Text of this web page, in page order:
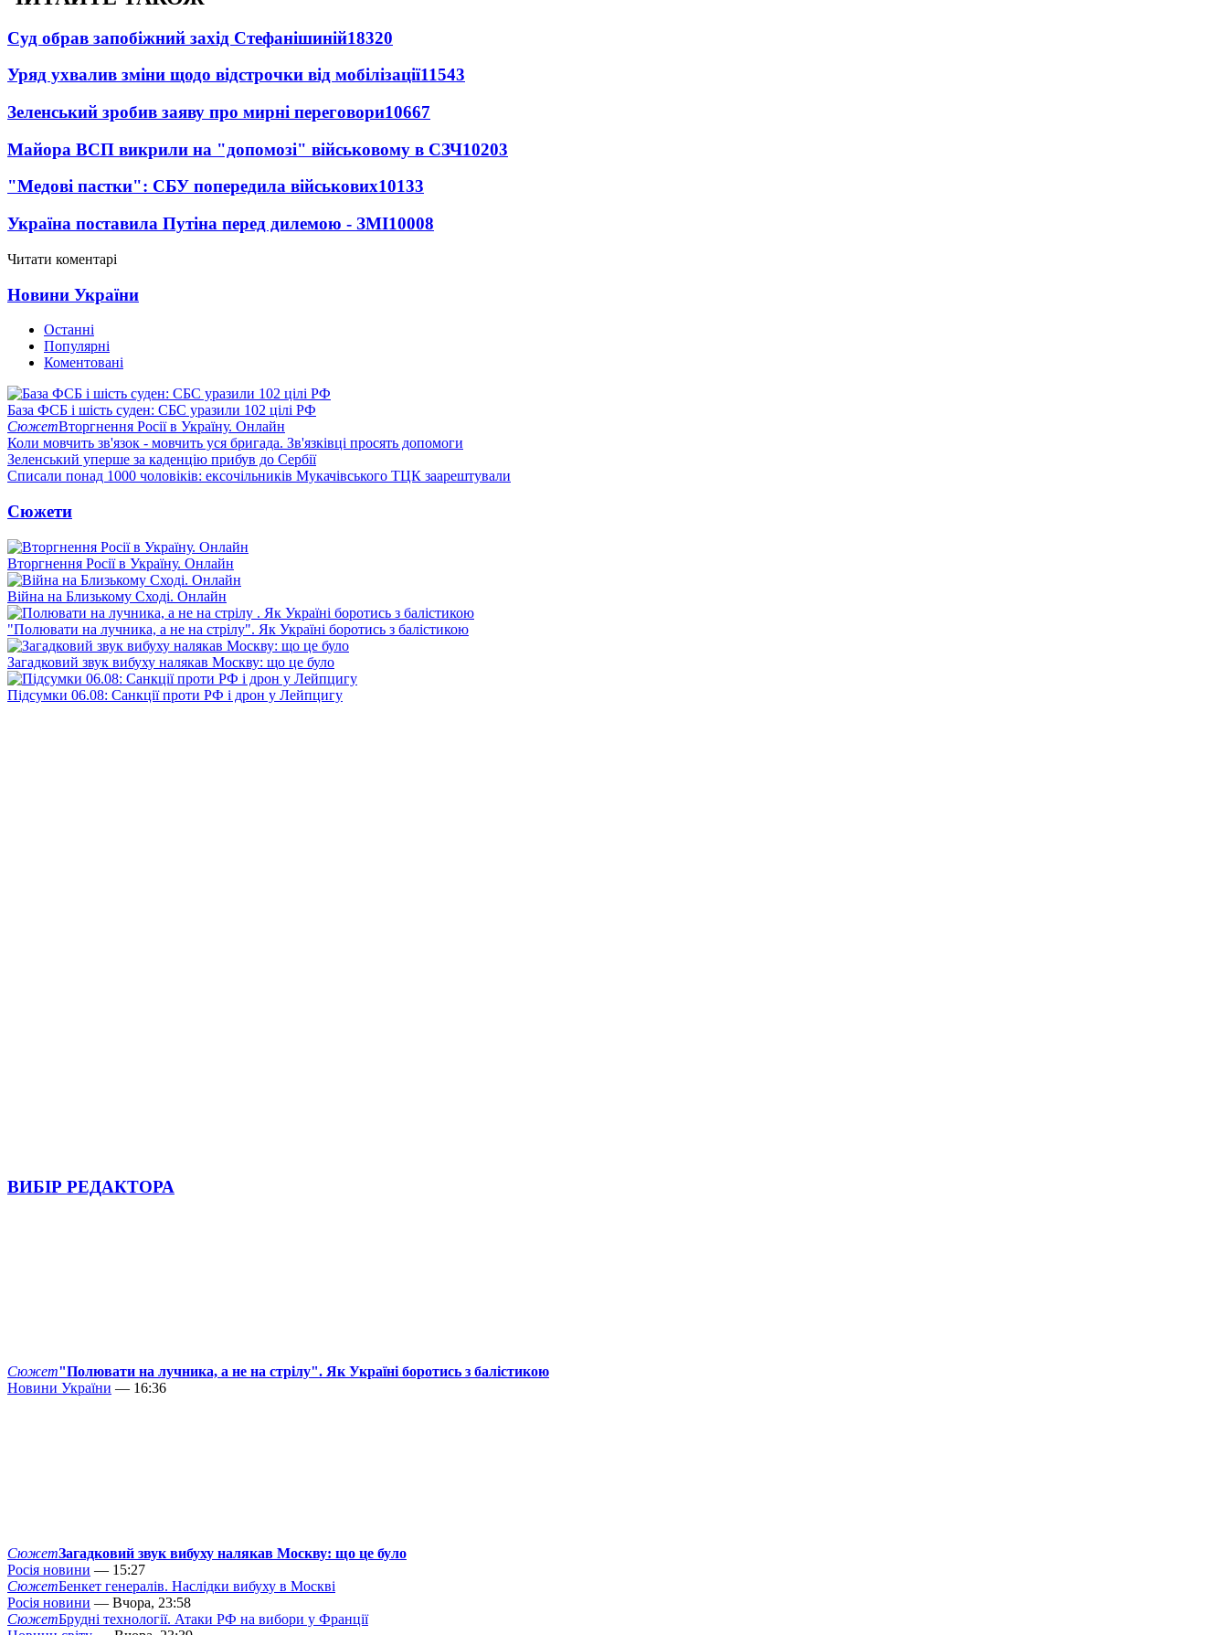
Суд обрав запобіжний захід Стефанішиній18320
Уряд ухвалив зміни щодо відстрочки від мобілізації11543
Зеленський зробив заяву про мирні переговори10667
Майора ВСП викрили на "допомозі" військовому в СЗЧ10203
"Медові пастки": СБУ попередила військових10133
Україна поставила Путіна перед дилемою - ЗМІ10008
Читати коментарі
Новини України
Останні
Популярні
Коментовані
База ФСБ і шість суден: СБС уразили 102 цілі РФ
СюжетВторгнення Росії в Україну. Онлайн
Коли мовчить зв'язок - мовчить уся бригада. Зв'язківці просять допомоги
Зеленський уперше за каденцію прибув до Сербії
Списали понад 1000 чоловіків: ексочільників Мукачівського ТЦК заарештували
Сюжети
Вторгнення Росії в Україну. Онлайн
Війна на Близькому Сході. Онлайн
"Полювати на лучника, а не на стрілу". Як Україні боротись з балістикою
Загадковий звук вибуху налякав Москву: що це було
Підсумки 06.08: Санкції проти РФ і дрон у Лейпцигу
ВИБІР РЕДАКТОРА
Сюжет"Полювати на лучника, а не на стрілу". Як Україні боротись з балістикою
Новини України — 16:36
СюжетЗагадковий звук вибуху налякав Москву: що це було
Росія новини — 15:27
СюжетБенкет генералів. Наслідки вибуху в Москві
Росія новини — Вчора, 23:58
СюжетБрудні технології. Атаки РФ на вибори у Франції